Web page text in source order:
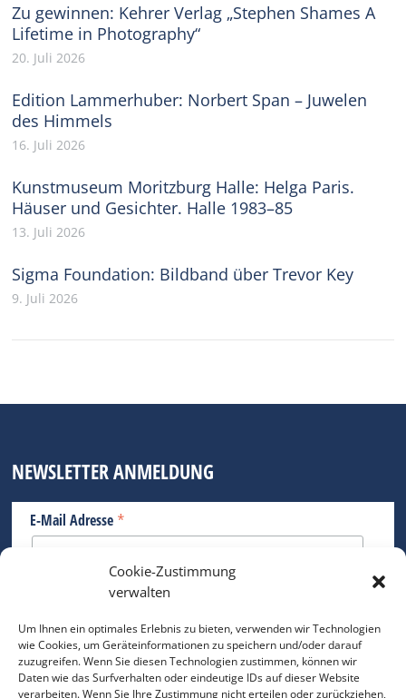
Cookie-Zustimmung
verwalten
Um Ihnen ein optimales Erlebnis zu bieten, verwenden wir Technologien
wie Cookies, um Geräteinformationen zu speichern und/oder darauf
zuzugreifen. Wenn Sie diesen Technologien zustimmen, können wir
Daten wie das Surfverhalten oder eindeutige IDs auf dieser Website
verarbeiten. Wenn Sie Ihre Zustimmung nicht erteilen oder zurückziehen,
Zu gewinnen: Kehrer Verlag „Stephen Shames A
Lifetime in Photography“
20. Juli 2026
Edition Lammerhuber: Norbert Span – Juwelen
des Himmels
16. Juli 2026
Kunstmuseum Moritzburg Halle: Helga Paris.
Häuser und Gesichter. Halle 1983–85
13. Juli 2026
Sigma Foundation: Bildband über Trevor Key
9. Juli 2026
NEWSLETTER ANMELDUNG
E-Mail Adresse *
Bitte geben Sie Ihre E-Mail Adresse ein.
*